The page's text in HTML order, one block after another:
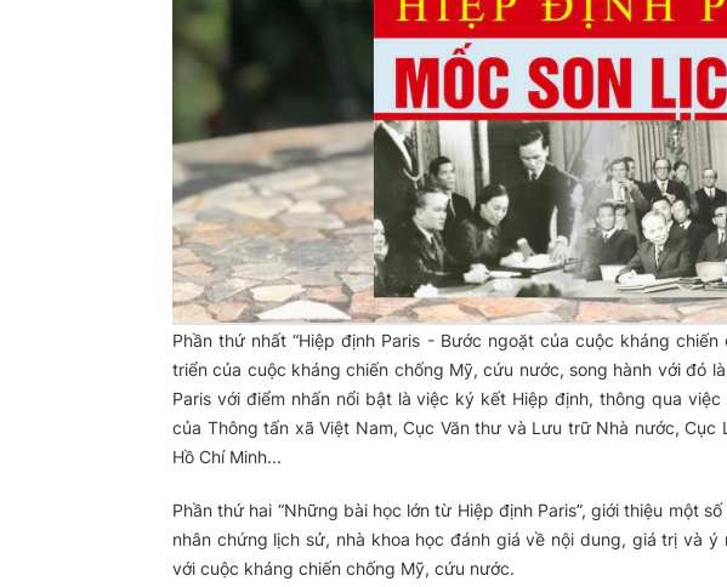
Phần thứ nhất “Hiệp định Paris - Bước ngoặt của cuộc kháng
triển của cuộc kháng chiến chống Mỹ, cứu nước, song hành với đó
Paris với điểm nhấn nổi bật là việc ký kết Hiệp định, thông qua
của Thông tấn xã Việt Nam, Cục Văn thư và Lưu trữ Nhà nước,
Hồ Chí Minh...
Phần thứ hai “Những bài học lớn từ Hiệp định Paris”, giới thiệu một
nhân chứng lịch sử, nhà khoa học đánh giá về nội dung, giá trị và
với cuộc kháng chiến chống Mỹ, cứu nước.